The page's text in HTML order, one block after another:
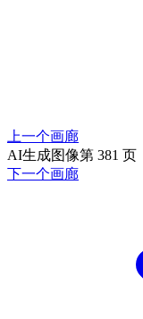
上一个画廊
AI生成图像第 381 页
下一个画廊